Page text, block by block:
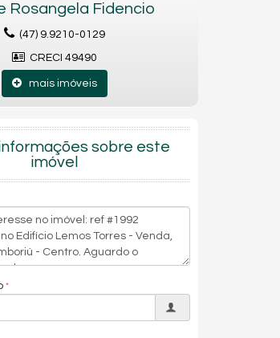
Rosangela Fidencio
(47) 9.9210-0129
CRECI 49490
mais imóveis
sobre este
imóvel